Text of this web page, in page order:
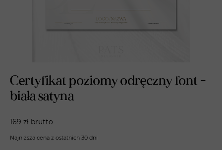
Najniższa cena z ostatnich 30 dni
Certyfikat poziomy odręczny font -
biała satyna
169 zł brutto